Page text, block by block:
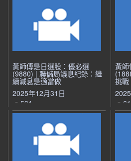
黃師傅是日選股：優必選
(9880) | 聯儲局議息紀錄：繼
續減息是適當做
2025年12月31日
531
黃師
挑戰